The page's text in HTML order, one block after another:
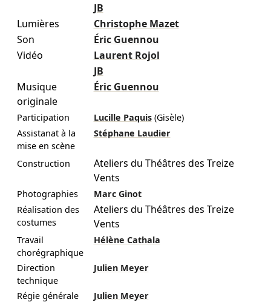
JB
Lumières
Christophe Mazet
Son
Éric Guennou
Vidéo
Laurent Rojol
JB
Musique
originale
Éric Guennou
Participation Lucille Paquis (Gisèle)
Assistanat à la
mise en scène
Stéphane Laudier
Construction
Ateliers du Théâtres des Treize
Vents
Photographies
Marc Ginot
Réalisation des
costumes
Ateliers du Théâtres des Treize
Vents
Travail
chorégraphique
Hélène Cathala
Direction
technique
Julien Meyer
Régie générale
Julien Meyer